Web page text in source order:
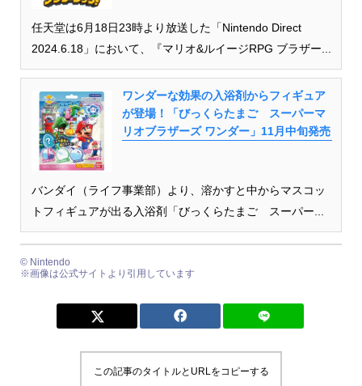
任天堂は6月18日23時より放送した「Nintendo Direct
2024.6.18」において、『マリオ&ルイージRPG ブラザー...
ワンダーな効果の入浴剤からフィギュア
が登場！「びっくらたまご スーパーマ
リオブラザーズ ワンダー」11月中旬発売
バンダイ（ライフ事業部）より、溶かすと中からマスコッ
トフィギュアが出る入浴剤「びっくらたまご スーパー...
© Nintendo
※画像は公式サイトより引用しています
この記事のタイトルとURLをコピーする